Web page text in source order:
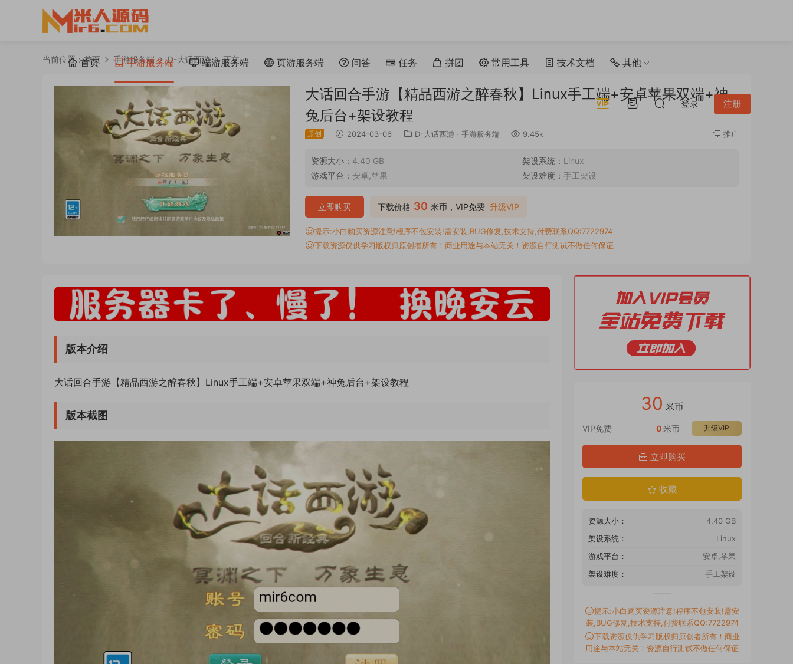
首页 手游服务端 端游服务端 页游服务端 问答 任务 拼团 常用工具 技术文档 其他
登录 注册
当前位置：首页 手游服务端 D-大话西游 正文
大话回合手游【精品西游之醉春秋】Linux手工端+安卓苹果双端+神
兔后台+架设教程
原创 2024-03-06 D-大话西游 · 手游服务端 9.45k 推广
资源大小： 4.40 GB 架设系统： Linux
游戏平台： 安卓,苹果 架设难度： 手工架设
下载价格 30 米币，VIP免费 升级VIP
立即购买
提示:小白购买资源注意!程序不包安装!需安装,BUG修复,技术支持,付费联系QQ:7722974
下载资源仅供学习版权归原创者所有！商业用途与本站无关！资源自行测试不做任何保证
版本介绍
大话回合手游【精品西游之醉春秋】Linux手工端+安卓苹果双端+神兔后台+架设教程
版本截图
30 米币
VIP免费 升级VIP
0米币
立即购买
收藏
资源大小：
4.40 GB
架设系统：
Linux
游戏平台：
安卓,苹果
架设难度：
手工架设
提示:小白购买资源注意!程序不包安装!需安
装,BUG修复,技术支持,付费联系QQ:7722974
下载资源仅供学习版权归原创者所有！商业
用途与本站无关！资源自行测试不做任何保证